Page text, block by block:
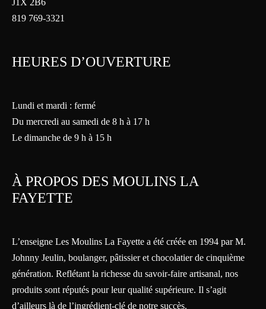
819 769-3321
HEURES D’OUVERTURE
Lundi et mardi : fermé
Du mercredi au samedi de 8 h à 17 h
Le dimanche de 9 h à 15 h
À PROPOS DES MOULINS LA
FAYETTE
L’enseigne Les Moulins La Fayette a été créée en 1994 par M.
Johnny Jeulin, boulanger, pâtissier et chocolatier de cinquième
génération. Reflétant la richesse du savoir-faire artisanal, nos
produits sont réputés pour leur qualité supérieure. Il s’agit
d’ailleurs là de l’ingrédient-clé de notre succès.